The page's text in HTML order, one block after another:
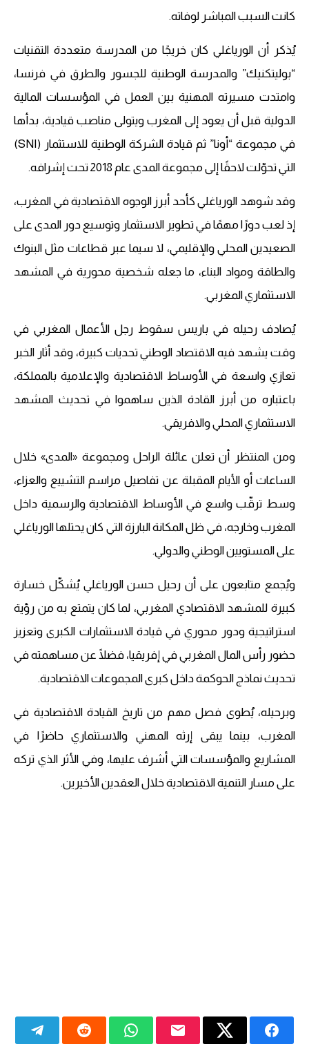
كانت السبب المباشر لوفاته.
يُذكر أن الورياغلي كان خريجًا من المدرسة متعددة التقنيات
“بوليتكنيك” والمدرسة الوطنية للجسور والطرق في فرنسا،
وامتدت مسيرته المهنية بين العمل في المؤسسات المالية
الدولية قبل أن يعود إلى المغرب ويتولى مناصب قيادية، بدأها
في مجموعة “أونا” ثم قيادة الشركة الوطنية للاستثمار (SNI)
التي تحوّلت لاحقًا إلى مجموعة المدى عام 2018 تحت إشرافه.
وقد شوهد الورياغلي كأحد أبرز الوجوه الاقتصادية في المغرب،
إذ لعب دورًا مهمًا في تطوير الاستثمار وتوسيع دور المدى على
الصعيدين المحلي والإقليمي، لا سيما عبر قطاعات مثل البنوك
والطاقة ومواد البناء، ما جعله شخصية محورية في المشهد
الاستثماري المغربي.
يُصادف رحيله في باريس سقوط رجل الأعمال المغربي في
وقت يشهد فيه الاقتصاد الوطني تحديات كبيرة، وقد أثار الخبر
تعازي واسعة في الأوساط الاقتصادية والإعلامية بالمملكة،
باعتباره من أبرز القادة الذين ساهموا في تحديث المشهد
الاستثماري المحلي والافريقي.
ومن المنتظر أن تعلن عائلة الراحل ومجموعة «المدى» خلال
الساعات أو الأيام المقبلة عن تفاصيل مراسم التشييع والعزاء،
وسط ترقّب واسع في الأوساط الاقتصادية والرسمية داخل
المغرب وخارجه، في ظل المكانة البارزة التي كان يحتلها الورياغلي
على المستويين الوطني والدولي.
ويُجمع متابعون على أن رحيل حسن الورياغلي يُشكّل خسارة
كبيرة للمشهد الاقتصادي المغربي، لما كان يتمتع به من رؤية
استراتيجية ودور محوري في قيادة الاستثمارات الكبرى وتعزيز
حضور رأس المال المغربي في إفريقيا، فضلًا عن مساهمته في
تحديث نماذج الحوكمة داخل كبرى المجموعات الاقتصادية.
وبرحيله، يُطوى فصل مهم من تاريخ القيادة الاقتصادية في
المغرب، بينما يبقى إرثه المهني والاستثماري حاضرًا في
المشاريع والمؤسسات التي أشرف عليها، وفي الأثر الذي تركه
على مسار التنمية الاقتصادية خلال العقدين الأخيرين.